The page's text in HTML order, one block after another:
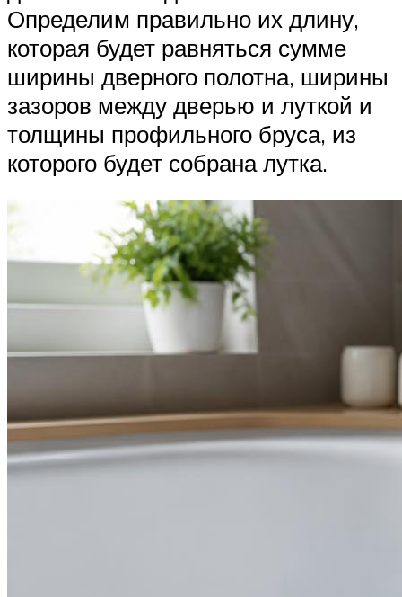
Определим правильно их длину,
которая будет равняться сумме
ширины дверного полотна, ширины
зазоров между дверью и луткой и
толщины профильного бруса, из
которого будет собрана лутка.